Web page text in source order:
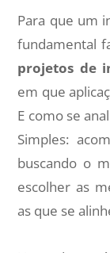
Para que um
fundamental
projetos de
em que
E como se
Simples:
buscando o
escolher as
as que se